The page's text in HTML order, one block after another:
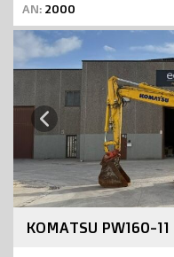
AN: 2000
Previous
KOMATSU PW160-11